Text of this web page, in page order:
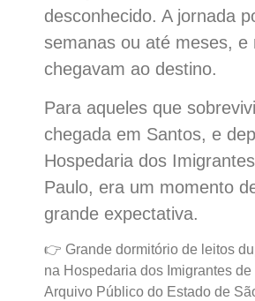
desconhecido. A jornada
semanas ou até meses, e
chegavam ao destino.
Para aqueles que
chegada em Santos, e
Hospedaria dos
Paulo, era um momento
grande expectativa.
👉 Grande dormitório de leitos
na Hospedaria dos Imigrantes
Arquivo Público do Estado de